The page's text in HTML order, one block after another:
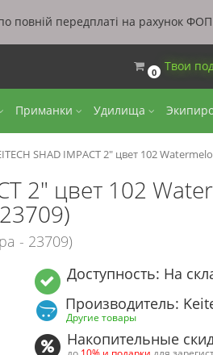
повній передплаті на рахунок
0 Твои
Приманки Удилища
SHAD IMPACT 2" цвет 102
2" цвет 102
- 23709)
Доступность: На
Производитель:
Другие товары
Накопительные